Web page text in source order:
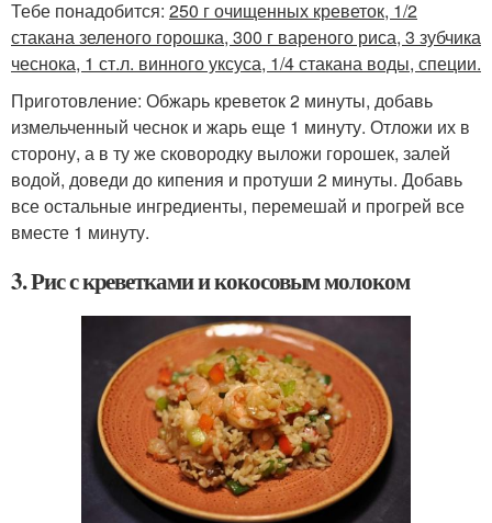
Тебе понадобится: 250 г очищенных креветок, 1/2
стакана зеленого горошка, 300 г вареного риса, 3 зубчика
чеснока, 1 ст.л. винного уксуса, 1/4 стакана воды, специи.
Приготовление: Обжарь креветок 2 минуты, добавь
измельченный чеснок и жарь еще 1 минуту. Отложи их в
сторону, а в ту же сковородку выложи горошек, залей
водой, доведи до кипения и протуши 2 минуты. Добавь
все остальные ингредиенты, перемешай и прогрей все
вместе 1 минуту.
3. Рис с креветками и кокосовым молоком